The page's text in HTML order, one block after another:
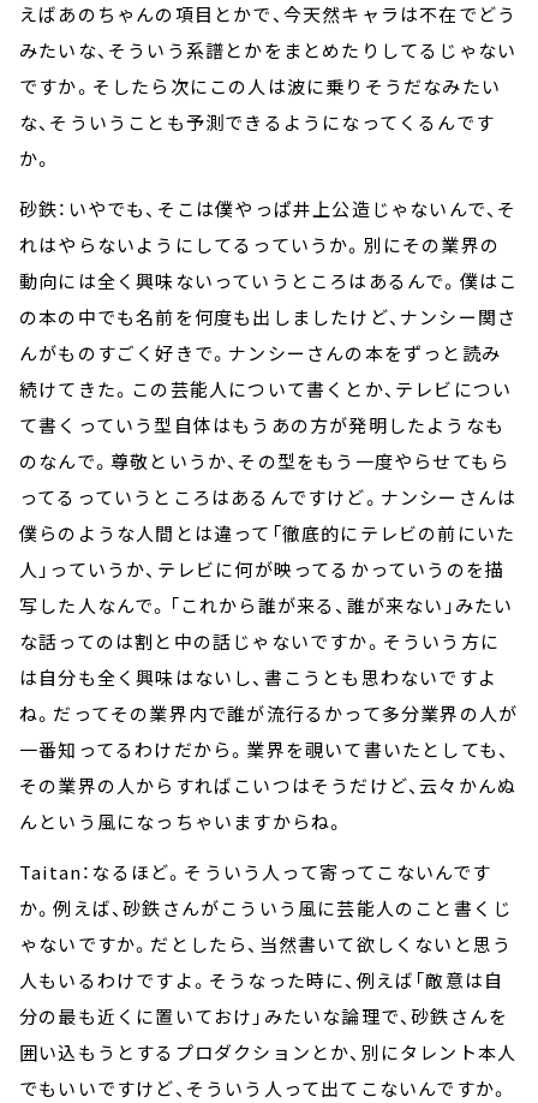
えばあのちゃんの項目とかで、今天然キャラは不在でどう
みたいな、そういう系譜とかをまとめたりしてるじゃない
ですか。そしたら次にこの人は波に乗りそうだなみたい
な、そういうことも予測できるようになってくるんです
か。
砂鉄：いやでも、そこは僕やっぱ井上公造じゃないんで、そ
れはやらないようにしてるっていうか。別にその業界の
動向には全く興味ないっていうところはあるんで。僕はこ
の本の中でも名前を何度も出しましたけど、ナンシー関さ
んがものすごく好きで。ナンシーさんの本をずっと読み
続けてきた。この芸能人について書くとか、テレビについ
て書くっていう型自体はもうあの方が発明したようなも
のなんで。尊敬というか、その型をもう一度やらせてもら
ってるっていうところはあるんですけど。ナンシーさんは
僕らのような人間とは違って「徹底的にテレビの前にいた
人」っていうか、テレビに何が映ってるかっていうのを描
写した人なんで。「これから誰が来る、誰が来ない」みたい
な話ってのは割と中の話じゃないですか。そういう方に
は自分も全く興味はないし、書こうとも思わないですよ
ね。だってその業界内で誰が流行るかって多分業界の人が
一番知ってるわけだから。業界を覗いて書いたとしても、
その業界の人からすればこいつはそうだけど、云々かんぬ
んという風になっちゃいますからね。
Taitan：なるほど。そういう人って寄ってこないんです
か。例えば、砂鉄さんがこういう風に芸能人のこと書くじ
ゃないですか。だとしたら、当然書いて欲しくないと思う
人もいるわけですよ。そうなった時に、例えば「敵意は自
分の最も近くに置いておけ」みたいな論理で、砂鉄さんを
囲い込もうとするプロダクションとか、別にタレント本人
でもいいですけど、そういう人って出てこないんですか。